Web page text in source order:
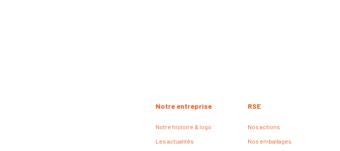
RSE
Nos actions
Nos emballages
Notre entreprise
Notre histoire & logo
Les actualités